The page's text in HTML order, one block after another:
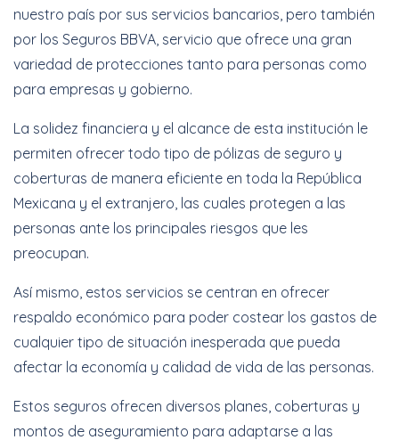
Cotizar Ahora
nuestro país por sus servicios bancarios, pero también
por los Seguros BBVA, servicio que ofrece una gran
variedad de protecciones tanto para personas como
para empresas y gobierno.
La solidez financiera y el alcance de esta institución le
permiten ofrecer todo tipo de pólizas de seguro y
coberturas de manera eficiente en toda la República
Mexicana y el extranjero, las cuales protegen a las
personas ante los principales riesgos que les
preocupan.
Así mismo, estos servicios se centran en ofrecer
respaldo económico para poder costear los gastos de
cualquier tipo de situación inesperada que pueda
afectar la economía y calidad de vida de las personas.
Estos seguros ofrecen diversos planes, coberturas y
montos de aseguramiento para adaptarse a las